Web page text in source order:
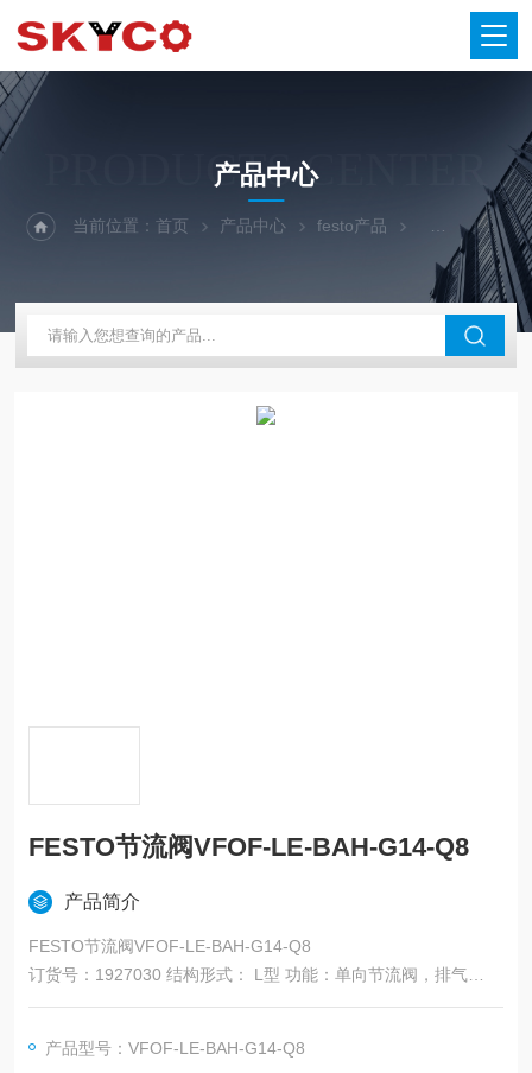
PRODUCTS CENTER
产品中心
当前位置：首页 产品中心 festo产品 FESTO节流阀
FESTO节流阀VFOF-LE-BAH-G14-Q8
产品简介
FESTO节流阀VFOF-LE-BAH-G14-Q8
订货号：1927030 结构形式： L型 功能：单向节流阀，排气
调节元件：内六角 气动接口：外螺纹G1/4 快插接头8mm 额外增
产品型号：VFOF-LE-BAH-G14-Q8